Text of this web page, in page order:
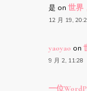
是 on 世界
12 月 19,
yaoyao on
9 月 2, 11:28
一位